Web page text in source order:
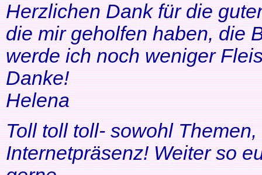
Herzlichen Dank für die
die mir geholfen haben, die
werde ich noch weniger
Danke!
Helena
Toll toll toll- sowohl
Internetpräsenz! Weiter so